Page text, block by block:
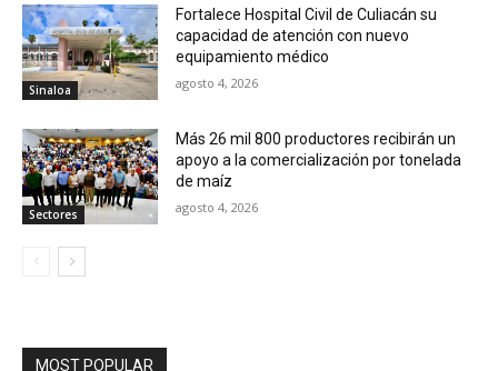
Sinaloa
Fortalece Hospital Civil de Culiacán su
capacidad de atención con nuevo
equipamiento médico
agosto 4, 2026
Sectores
Más 26 mil 800 productores recibirán un
apoyo a la comercialización por tonelada
de maíz
agosto 4, 2026
MOST POPULAR